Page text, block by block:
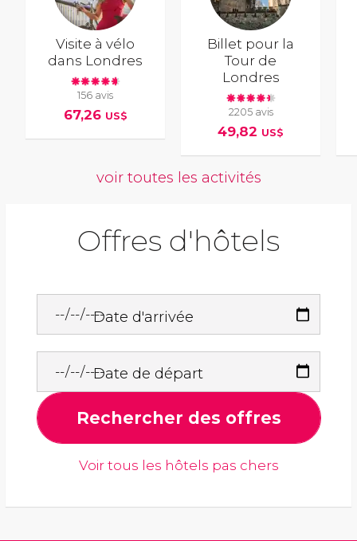
Visite à vélo
dans Londres
156 avis
67,26 US$
Billet pour la
Tour de
Londres
2205 avis
49,82 US$
voir toutes les activités
Offres d'hôtels
Date d'arrivée
Date de départ
Rechercher des offres
Voir tous les hôtels pas chers